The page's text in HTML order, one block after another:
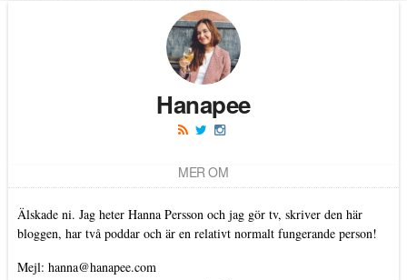
Hanapee
MER OM
Älskade ni. Jag heter Hanna Persson och jag gör tv, skriver den här
bloggen, har två poddar och är en relativt normalt fungerande person!
Mejl: hanna@hanapee.com